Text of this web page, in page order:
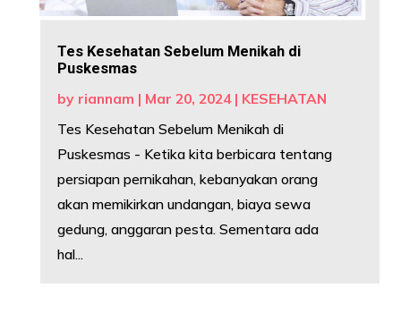
Tes Kesehatan Sebelum Menikah di
Puskesmas
by riannam | Mar 20, 2024| KESEHATAN
Tes Kesehatan Sebelum Menikah di
Puskesmas - Ketika kita berbicara tentang
persiapan pernikahan, kebanyakan orang
akan memikirkan undangan, biaya sewa
gedung, anggaran pesta. Sementara ada
hal...